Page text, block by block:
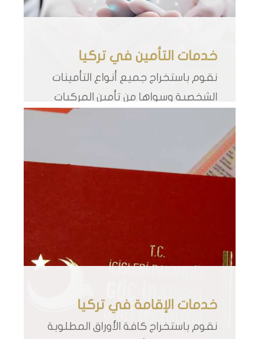
خدمات التأمين في تركيا
نقوم باستخراج جميع أنواع التأمينات
الشخصية وسواها من تأمين المركبات
والمساكن وأماكن العمل والبضائع
خدمات الإقامة في تركيا
نقوم باستخراج كافة الأوراق المطلوبة